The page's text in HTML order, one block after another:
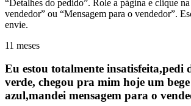
“Detalhes do pedido”. Role a página e clique
vendedor” ou “Mensagem para o vendedor”.
envie.
11 meses
Eu estou totalmente insatisfeita,pedi
verde, chegou pra mim hoje um
azul,mandei mensagem para o